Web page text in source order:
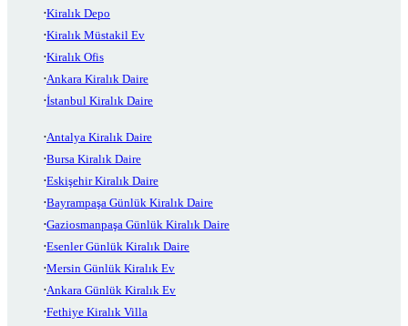
Kiralık Depo
Kiralık Müstakil Ev
Kiralık Ofis
Ankara Kiralık Daire
İstanbul Kiralık Daire
Antalya Kiralık Daire
Bursa Kiralık Daire
Eskişehir Kiralık Daire
Bayrampaşa Günlük Kiralık Daire
Gaziosmanpaşa Günlük Kiralık Daire
Esenler Günlük Kiralık Daire
Mersin Günlük Kiralık Ev
Ankara Günlük Kiralık Ev
Fethiye Kiralık Villa